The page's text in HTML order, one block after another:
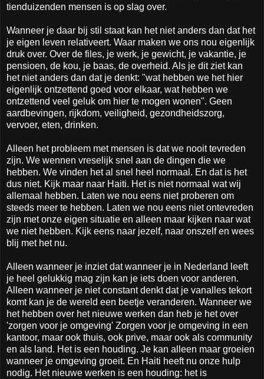
tienduizenden mensen is op slag over.
Wanneer je daar bij stil staat kan het niet anders dan dat het
je eigen leven relativeert. Waar maken we ons nou eigenlijk
druk over. Over de files, je werk, je gewicht, je vakantie, je
pensioen, de kou, je baas, de overheid. Als je dit ziet kan
het niet anders dan dat je denkt: "wat hebben we het hier
eigenlijk ontzettend goed voor elkaar, wat hebben we
ontzettend veel geluk om hier te mogen wonen". Geen
aardbevingen, rijkdom, veiligheid, gezondheidszorg,
vervoer, eten, drinken.
Alleen het probleem met mensen is dat we nooit tevreden
zijn. We wennen vreselijk snel aan de dingen die we
hebben. We vinden het al snel heel normaal. En dat is het
dus niet. Kijk maar naar Haiti. Het is niet normaal wat wij
allemaal hebben. Laten we nou eens niet proberen om
steeds meer te hebben. Laten we nou eens niet ontevreden
zijn met onze eigen situatie en alleen maar kijken naar wat
we niet hebben. Kijk eens naar jezelf, naar onszelf en wees
blij met het nu.
Alleen wanneer je inziet dat wanneer je in Nederland leeft
je heel gelukkig mag zijn kan je iets doen voor anderen.
Alleen wanneer je niet constant denkt dat je vanalles tekort
komt kan je de wereld een beetje veranderen. Wanneer we
het hebben over het nieuwe werken dan heb je het over
'zorgen voor je omgeving' Zorgen voor je omgeving in een
kantoor, maar ook thuis, ook prive, maar ook als community
en als land. Het is een houding. Je kan alleen maar groeien
wanneer je omgeving groeit. En Haiti heeft nu onze hulp
nodig. Het nieuwe werken is een houding: het is